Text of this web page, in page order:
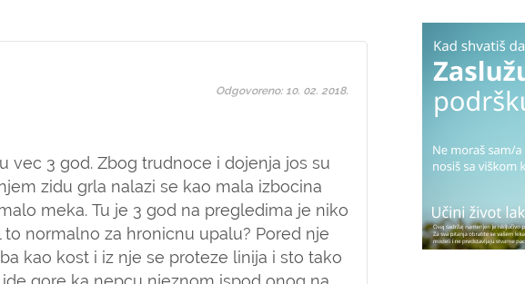
vec 3 god. Zbog trudnoce i dojenja jos su
zidu grla nalazi se kao mala izbocina
meka. Tu je 3 god na pregledima je niko
normalno za hronicnu upalu? Pored nje
kao kost i iz nje se proteze linija i sto tako
Odgovoreno: 10. 02. 2018.